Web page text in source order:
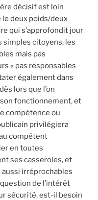
décisif est loin
le deux poids/deux
qui s’approfondit jour
simples citoyens, les
mais pas
« pas responsables
également dans
lors que l’on
fonctionnement, et
compétence ou
privilégiera
compétent
en toutes
ses casseroles, et
irréprochables
de l’intérêt
sécurité, est-il besoin